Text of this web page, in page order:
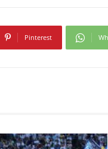
Pinterest